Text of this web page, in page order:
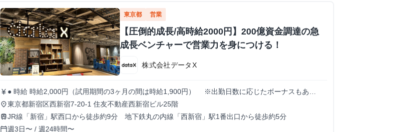
東京都 営業
【圧倒的成長/高時給2000円】200億資金調達の急
成長ベンチャーで営業力を身につける！
株式会社データX
currency_yen ● 時給 時給2,000円（試用期間の3ヶ月の間は時給1,900円） ※出勤日数に応じたボーナスもあ
り！！ ● 勤務時間 9:30～18:30 ※月曜のみ10:30～19:30 ※実働8時間 ※原則残業なし 週5日でがっつ
り稼ぎたい人 / 週3~4日でもしっかり働きたい人 どちらも大歓迎！！！
place 東京都新宿区西新宿7-20-1 住友不動産西新宿ビル25階
trainJR線「新宿」駅西口から徒歩約9分 地下鉄丸の内線「西新宿」駅1番出口から徒歩約5分
calendar_today週3日〜 / 週24時間〜